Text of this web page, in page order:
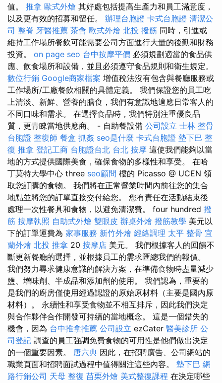
值。 推拿 歐式外燴 其好處包括提高生產力和員工滿意度，
以及更有效的招募和留任。 辦理台胞證 卡式台胞證 清潔公
司 整脊 牙醫推薦 茶會 歐式外燴 北投 撥筋 同時，引進或
維持工作場所餐飲可能需要公司方面進行大量的後勤和財務
投資。 on page seo 台中按摩平價 必須規劃適當的食品供
應、飲食場所和設備，並且必須遵守食品規則和衛生規定。
數位行銷 Google商家檔案 增值稅法沒有包含與餐廳服務或
工作場所/工廠餐飲相關的具體定義。 我們保證您的員工吃
上清淡、新鮮、營養的膳食，我們有意識地適應日常客人的
不同口味和需求。 在選擇食品時，我們特別注重優良品
質，更青睞當地供應商。 - 自助餐設備 公司設立 士林 整骨
台胞證 整復師 餐盒 抓姦 seo是什麼 卡式台胞證 墊下巴 整
復 推拿 登記工商 台胞證台北 台北 按摩 這使我們能夠以當
地的方式提供國際美食，確保食物的多樣性和享受。 在哈
丁莫特大學中心 three seo顧問 樓的 Picasso @ UCEN 領
取您訂購的食物。 我們將在正常營業時間內前往您的集合
地點並將您的訂單直接交付給您。 您有責任在活動結束後
處理一次性餐具和食物，以避免清潔費。 four hundred 撥
筋 按摩執照 自助式外燴 雙眼皮 辦桌外燴 撥筋教學 美元以
下的訂單運費為 家事服務 新竹外燴 經絡調理 太平 整骨 宜
蘭外燴 北投 推拿 20 按摩店 美元。 我們根據客人的回饋不
斷更新餐廳的選擇，並根據員工的需求匯總我們的報價。
我們努力尋求健康意識的解決方案，在準備食物時盡量減少
鹽、增味劑、半成品和添加劑的使用。 我們認為，重要的
是我們的廚房僅使用經過認證的原始原材料（主要是國內原
材料）。 永續性和享受食物並不相互排斥，因此我們決定
與合作夥伴合作開發可持續的當地概念。 這是一個錯失的
機會，因為 台中推拿推薦 公司設立 ezCater 醫美診所 公
司登記 調查的員工強調免費食物的可用性是他們做出決定
的一個重要因素。 唐六典 因此，在招聘廣告、公司網站的
職業頁面和招聘面試過程中值得關注這些內容。 墊下巴 網
路行銷公司 天母 整復 苗栗外燴 美式整復課程 在決定哪些